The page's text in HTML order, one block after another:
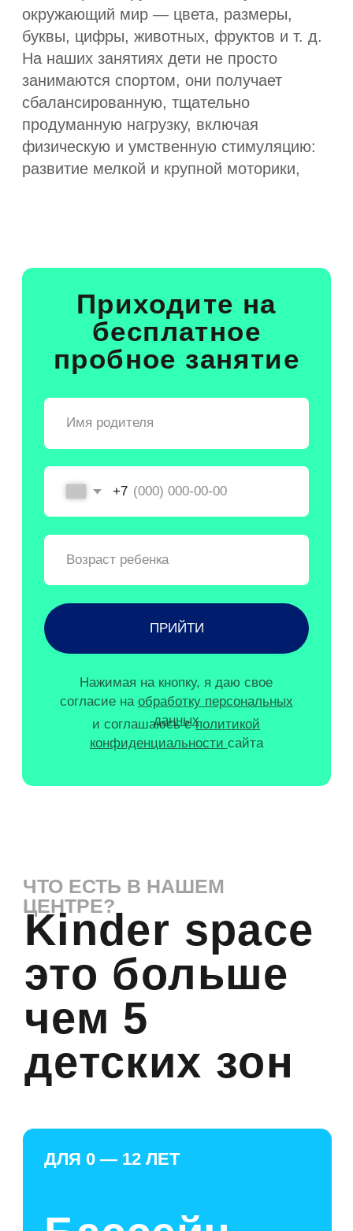
Бассейн
Индивидуальные и групповые
занятия по плаванию для детей
ДЛЯ 0 — 12 ЛЕТ
гимнастика
По программе многократного
трехкратной чемпионки Европы,
заслуженного мастера спорта
России Марии Валерьевны
Пасека
УЗНАТЬ БОЛЬШЕ
ДЛЯ 2 — 12 ЛЕТ
Соляная
пещера
Оздоровительный отдых в уютной
УЗНАТЬ БОЛЬШЕ
ДЛЯ ВСЕХ ВОЗРАСТОВ